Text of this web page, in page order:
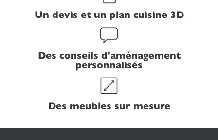
Un devis et un plan cuisine 3D
Des conseils d'aménagement
personnalisés
Des meubles sur mesure